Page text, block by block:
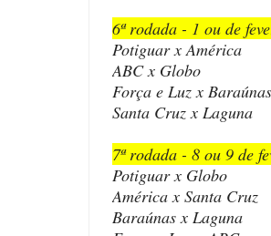
6ª rodada - 1 ou de
Potiguar x América
ABC x Globo
Força e Luz x Baraúnas
Santa Cruz x Laguna
7ª rodada - 8 ou 9 de
Potiguar x Globo
América x Santa Cruz
Baraúnas x Laguna